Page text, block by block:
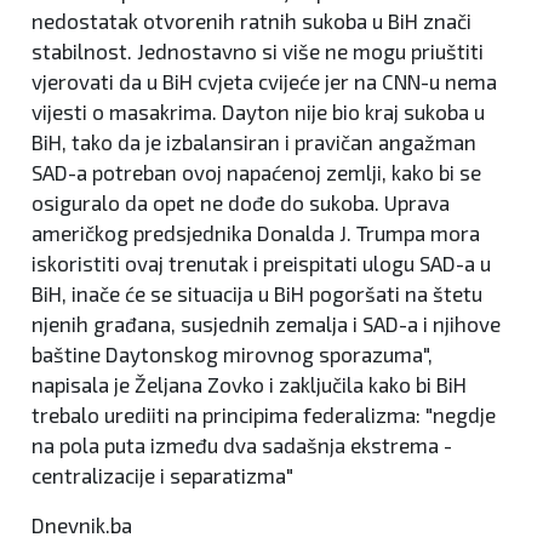
nedostatak otvorenih ratnih sukoba u BiH znači
stabilnost. Jednostavno si više ne mogu priuštiti
vjerovati da u BiH cvjeta cvijeće jer na CNN-u nema
vijesti o masakrima. Dayton nije bio kraj sukoba u
BiH, tako da je izbalansiran i pravičan angažman
SAD-a potreban ovoj napaćenoj zemlji, kako bi se
osiguralo da opet ne dođe do sukoba. Uprava
američkog predsjednika Donalda J. Trumpa mora
iskoristiti ovaj trenutak i preispitati ulogu SAD-a u
BiH, inače će se situacija u BiH pogoršati na štetu
njenih građana, susjednih zemalja i SAD-a i njihove
baštine Daytonskog mirovnog sporazuma",
napisala je Željana Zovko i zaključila kako bi BiH
trebalo urediiti na principima federalizma: "negdje
na pola puta između dva sadašnja ekstrema -
centralizacije i separatizma"
Dnevnik.ba